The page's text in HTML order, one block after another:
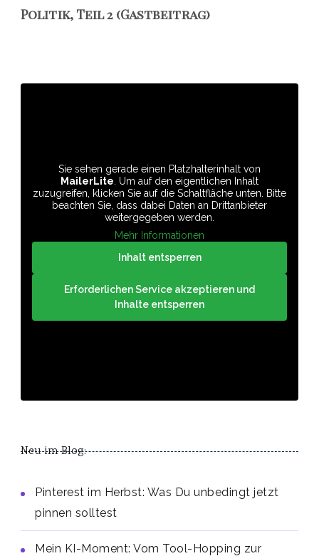
Politik, Teil 2 (Gastbeitrag)
Sie sehen gerade einen Platzhalterinhalt von
MailerLite . Um auf den eigentlichen Inhalt
zuzugreifen, klicken Sie auf die Schaltfläche unten. Bitte
beachten Sie, dass dabei Daten an Drittanbieter
weitergegeben werden.
Mehr Informationen
Inhalt entsperren
Erforderlichen Service akzeptieren und
Inhalte entsperren
Neu im Blog:
Pinterest im Herbst: Was Du unbedingt jetzt
pinnen solltest
Mein KI-Moment: Vom Tool-Hopping zur